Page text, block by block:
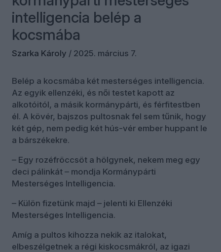
intelligencia belép a
kocsmába
Szarka Károly / 2025. március 7.
Belép a kocsmába két mesterséges intelligencia.
Az egyik ellenzéki, és női testet kapott az
alkotóitól, a másik kormánypárti, és férfitestben
él. A kövér, bajszos pultosnak fel sem tűnik, hogy
két gép, nem pedig két hús-vér ember huppant le
a bárszékekre.
– Egy rozéfröccsöt a hölgynek, nekem meg egy
deci pálinkát – mondja Kormánypárti
Mesterséges Intelligencia.
– Külön fizetünk majd – jelenti ki Ellenzéki
Mesterséges Intelligencia.
Amíg a pultos kihozza nekik az italokat,
elbeszélgetnek a régi kiskocsmákról, az igazi